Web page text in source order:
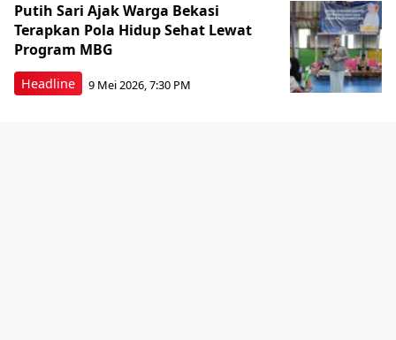
Headline
Putih Sari Ajak Warga Bekasi
Terapkan Pola Hidup Sehat Lewat
Program MBG
9 Mei 2026, 7:30 PM